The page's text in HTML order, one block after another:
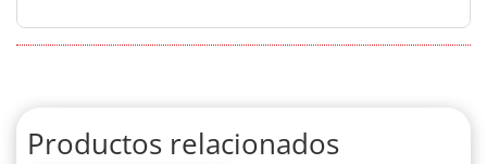
Productos relacionados